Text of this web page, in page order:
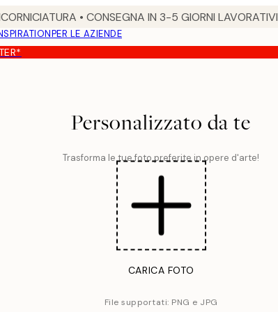
• CONSEGNA IN 3-5 GIORNI LAVORATIVI
PER LE AZIENDE
Personalizzato da te
Trasforma le tue foto preferite in opere d'arte!
CARICA FOTO
File supportati: PNG e JPG